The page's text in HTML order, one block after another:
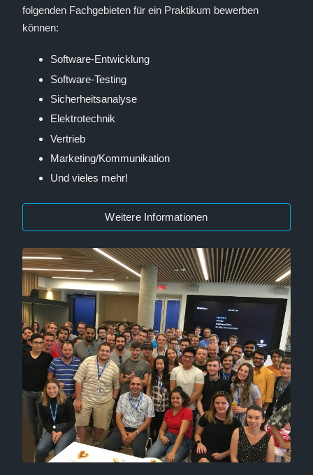
folgenden Fachgebieten für ein Praktikum bewerben
können:
Software-Entwicklung
Software-Testing
Sicherheitsanalyse
Elektrotechnik
Vertrieb
Marketing/Kommunikation
Und vieles mehr!
Weitere Informationen